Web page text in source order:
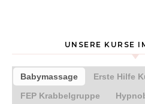
UNSERE KURSE